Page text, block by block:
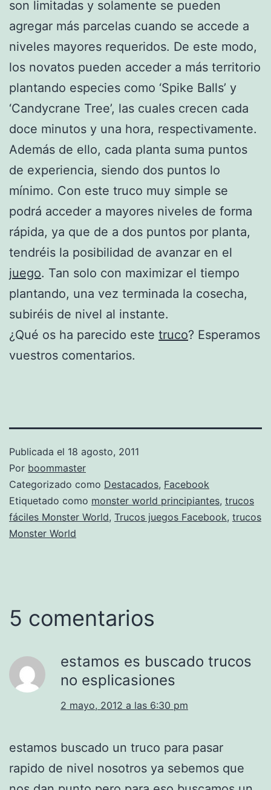
son limitadas y solamente se pueden
agregar más parcelas cuando se accede a
niveles mayores requeridos. De este modo,
los novatos pueden acceder a más territorio
plantando especies como ‘Spike Balls’ y
‘Candycrane Tree’, las cuales crecen cada
doce minutos y una hora, respectivamente.
Además de ello, cada planta suma puntos
de experiencia, siendo dos puntos lo
mínimo. Con este truco muy simple se
podrá acceder a mayores niveles de forma
rápida, ya que de a dos puntos por planta,
tendréis la posibilidad de avanzar en el
juego. Tan solo con maximizar el tiempo
plantando, una vez terminada la cosecha,
subiréis de nivel al instante.
¿Qué os ha parecido este truco? Esperamos
vuestros comentarios.
Publicada el 18 agosto, 2011
Por boommaster
Categorizado como Destacados, Facebook
Etiquetado como monster world principiantes, trucos
fáciles Monster World, Trucos juegos Facebook, trucos
Monster World
5 comentarios
estamos es buscado trucos
no esplicasiones
2 mayo, 2012 a las 6:30 pm
estamos buscado un truco para pasar
rapido de nivel nosotros ya sebemos que